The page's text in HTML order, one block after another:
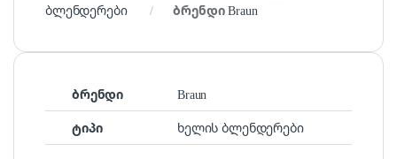
ბლენდერები
ბრენდიBraun
ბრენდი
Braun
ტიპი
ხელის ბლენდერები